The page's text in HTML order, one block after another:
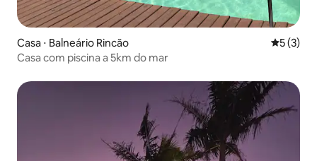
Casa ⋅ Balneário Rincão 5 de
5 (3)
Casa com piscina a 5km do mar